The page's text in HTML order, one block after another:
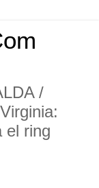
/
el ring